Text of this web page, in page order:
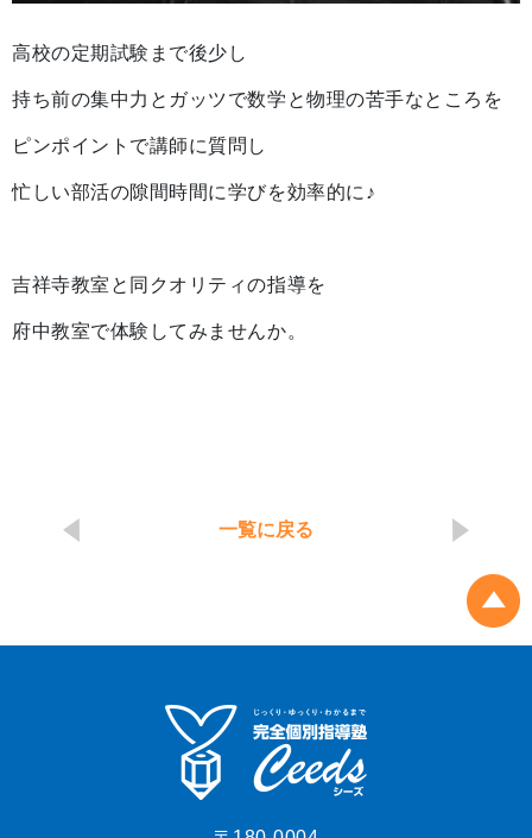
高校の定期試験まで後少し
持ち前の集中力とガッツで数学と物理の苦手なところを
ピンポイントで講師に質問し
忙しい部活の隙間時間に学びを効率的に♪
吉祥寺教室と同クオリティの指導を
府中教室で体験してみませんか。
一覧に戻る